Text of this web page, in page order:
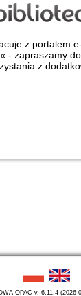
z portalem
« - zapraszamy
z
OPAC v. 6.11.4 (2026-